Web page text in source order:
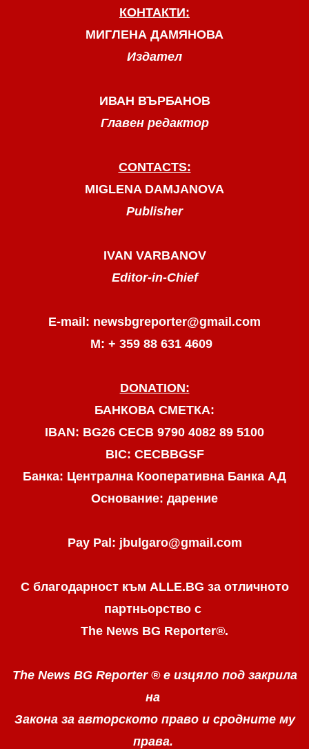
КОНТАКТИ:
МИГЛЕНА ДАМЯНОВА
Издател
ИВАН ВЪРБАНОВ
Главен редактор
CONTACTS:
MIGLENA DAMJANOVA
Publisher
IVAN VARBANOV
Editor-in-Chief
E-mail: newsbgreporter@gmail.com
М: + 359 88 631 4609
DONATION:
БАНКОВА СМЕТКА:
IBAN: BG26 CECB 9790 4082 89 5100
BIC: CECBBGSF
Банка: Централна Кооперативна Банка АД
Основание: дарение
Pay Pal: jbulgaro@gmail.com
С благодарност към ALLE.BG за отличното
партньорство с
The News BG Reporter®.
The News BG Reporter ® е изцяло под закрила
на
Закона за авторското право и сродните му
права.